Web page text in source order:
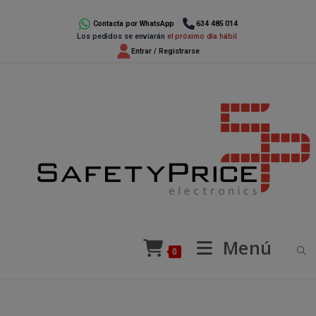
Contacta por WhatsApp
634 485 014
Los pedidos se enviarán el próximo día hábil
Entrar / Registrarse
0 Menú